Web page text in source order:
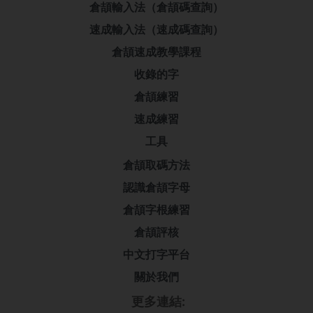
倉頡輸入法（倉頡碼查詢）
速成輸入法（速成碼查詢）
倉頡速成教學課程
收錄的字
倉頡練習
速成練習
工具
倉頡取碼方法
認識倉頡字母
倉頡字根練習
倉頡評核
中文打字平台
關於我們
更多連結: